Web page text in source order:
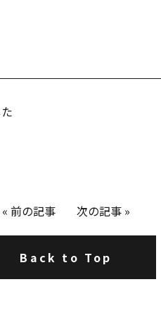
« 前の記事 次の記事 »
Back to Top